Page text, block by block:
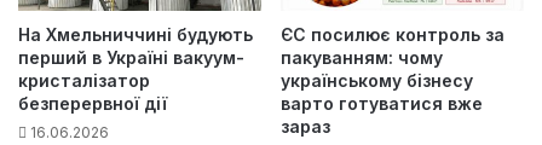
На Хмельниччині будують
перший в Україні вакуум-
кристалізатор
безперервної дії
16.06.2026
ЄС посилює контроль за
пакуванням: чому
українському бізнесу
варто готуватися вже
зараз